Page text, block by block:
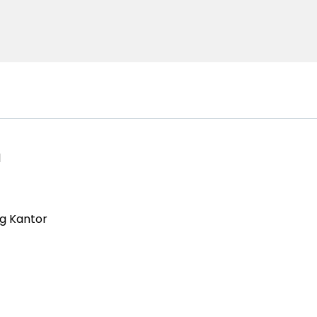
Kantor